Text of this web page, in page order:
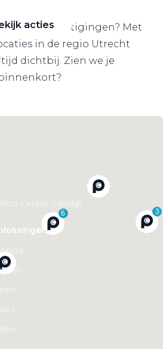
acties
Center Zakelijk
van onze vestigingen? Met
in de regio Utrecht
dichtbij. Zien we je
6 3